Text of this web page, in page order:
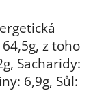
z toho
Sacharidy:
6,9g, Sůl: